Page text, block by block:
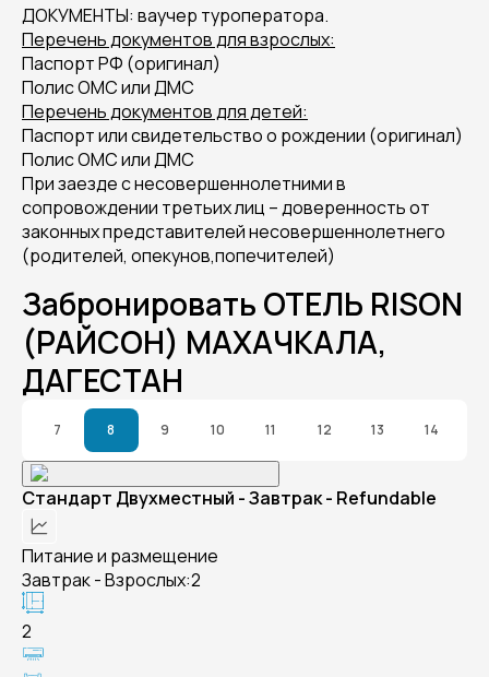
ДОКУМЕНТЫ: ваучер туроператора.
Перечень документов для взрослых:
Паспорт РФ (оригинал)
Полис ОМС или ДМС
Перечень документов для детей:
Паспорт или свидетельство о рождении (оригинал)
Полис ОМС или ДМС
При заезде с несовершеннолетними в
сопровождении третьих лиц – доверенность от
законных представителей несовершеннолетнего
(родителей, опекунов,попечителей)
Забронировать ОТЕЛЬ RISON
(РАЙСОН) МАХАЧКАЛА,
ДАГЕСТАН
7 8 9 10 11 12 13 14
Стандарт Двухместный - Завтрак - Refundable
Питание и размещение
Завтрак - Взрослых:2
2